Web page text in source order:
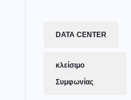
DATA CENTER
κλείσιμο
Συμφωνίας